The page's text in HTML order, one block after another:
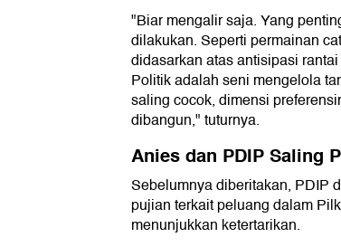
"Biar mengalir saja. Yang
dilakukan. Seperti permainan
didasarkan atas antisipasi
Politik adalah seni mengelola
saling cocok, dimensi
dibangun," tuturnya.
Anies dan PDIP Saling
Sebelumnya diberitakan, PDIP
pujian terkait peluang dalam
menunjukkan ketertarikan.